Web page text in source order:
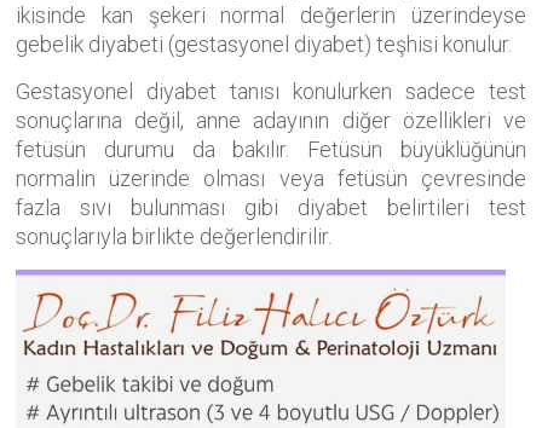
ikisinde kan şekeri normal değerlerin üzerindeyse
gebelik diyabeti (gestasyonel diyabet) teşhisi konulur.
Gestasyonel diyabet tanısı konulurken sadece test
sonuçlarına değil, anne adayının diğer özellikleri ve
fetüsün durumu da bakılır. Fetüsün büyüklüğünün
normalin üzerinde olması veya fetüsün çevresinde
fazla sıvı bulunması gibi diyabet belirtileri test
sonuçlarıyla birlikte değerlendirilir.